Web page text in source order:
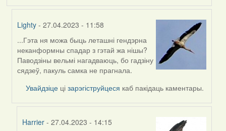
Lighty - 27.04.2023 - 11:58
In
reply
to
by
Harrier
...Гэта ня можа быць леташні гендэрна
неканформны спадар з гэтай жа нішы?
Паводзіны вельмі нагадваюць, бо гадзіну
сядзеў, пакуль самка не прагнала.
Увайдзіце цізарэгіструйцеся каб пакідаць каментары.
Harrier - 27.04.2023 - 14:15